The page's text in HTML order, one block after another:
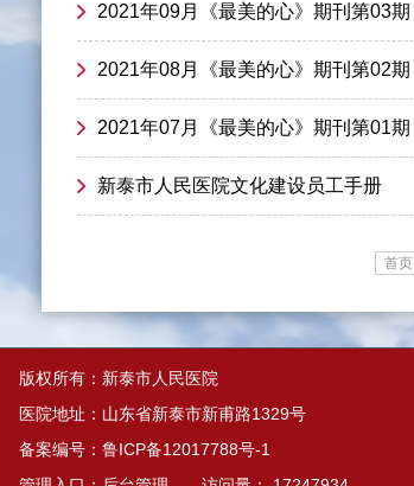
2021年09月《最美的心》期刊第03期
2021年08月《最美的心》期刊第02期
2021年07月《最美的心》期刊第01期
新泰市人民医院文化建设员工手册
首页
版权所有：新泰市人民医院
医院地址：山东省新泰市新甫路1329号
备案编号： 鲁ICP备12017788号-1